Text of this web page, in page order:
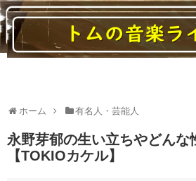
ホーム 有名人・芸能人
永野芽郁の生い立ちやどんな
【TOKIOカケル】